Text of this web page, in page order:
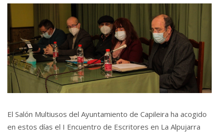
El Salón Multiusos del Ayuntamiento de Capileira ha acogido
en estos días el I Encuentro de Escritores en La Alpujarra